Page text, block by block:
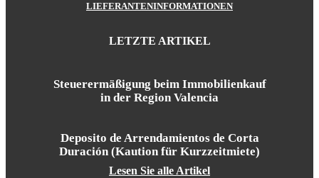
LIEFERANTENINFORMATIONEN
LETZTE ARTIKEL
Steuerermäßigung beim Immobilienkauf
in der Region Valencia
Deposito de Arrendamientos de Corta
Duración (Kaution für Kurzzeitmiete)
Lesen Sie alle Artikel